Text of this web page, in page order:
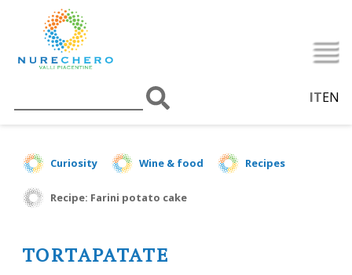
ITEN
Curiosity Wine & food Recipes
Recipe: Farini potato cake
TORTAPATATE